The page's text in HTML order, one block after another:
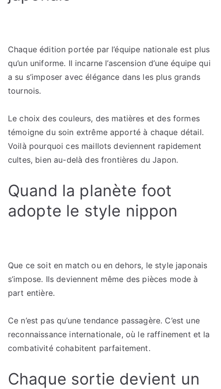
Chaque édition portée par l’équipe nationale est plus
qu’un uniforme. Il incarne l’ascension d’une équipe qui
a su s’imposer avec élégance dans les plus grands
tournois.
Le choix des couleurs, des matières et des formes
témoigne du soin extrême apporté à chaque détail.
Voilà pourquoi ces maillots deviennent rapidement
cultes, bien au-delà des frontières du Japon.
Quand la planète foot
adopte le style nippon
Que ce soit en match ou en dehors, le style japonais
s’impose. Ils deviennent même des pièces mode à
part entière.
Ce n’est pas qu’une tendance passagère. C’est une
reconnaissance internationale, où le raffinement et la
combativité cohabitent parfaitement.
Chaque sortie devient un